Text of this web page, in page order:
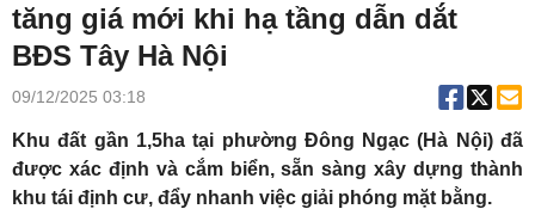
tăng giá mới khi hạ tầng dẫn dắt
BĐS Tây Hà Nội
09/12/2025 03:18
Khu đất gần 1,5ha tại phường Đông Ngạc (Hà Nội) đã
được xác định và cắm biển, sẵn sàng xây dựng thành
khu tái định cư, đẩy nhanh việc giải phóng mặt bằng.